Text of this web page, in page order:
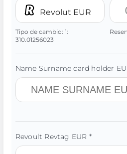
Revolut EUR
Tipo de cambio: 1:
310.01256023
Name Surname card holder
Revoult Revtag EUR *